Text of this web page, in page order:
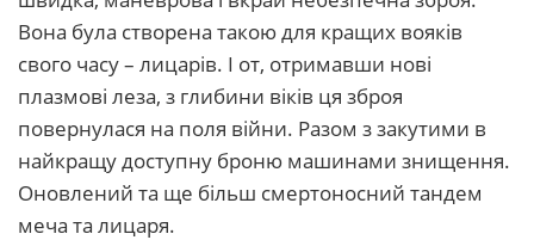
Вона була створена такою для кращих вояків
свого часу – лицарів. І от, отримавши нові
плазмові леза, з глибини віків ця зброя
повернулася на поля війни. Разом з закутими в
найкращу доступну броню машинами знищення.
Оновлений та ще більш смертоносний тандем
меча та лицаря.